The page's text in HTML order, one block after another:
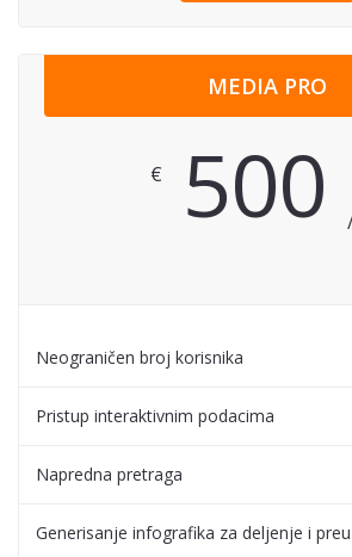
MEDIA PRO
€ 500
Neograničen broj korisnika
Pristup interaktivnim podacima
Napredna pretraga
Generisanje infografika za deljenje i